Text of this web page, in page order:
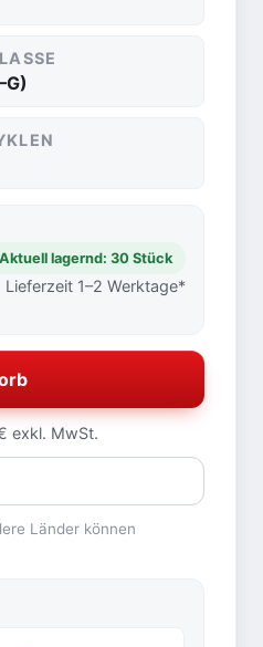
Aktuell lagernd: 30 Stück
Lieferzeit 1–2 Werktage*
exkl. MwSt.
Länder können